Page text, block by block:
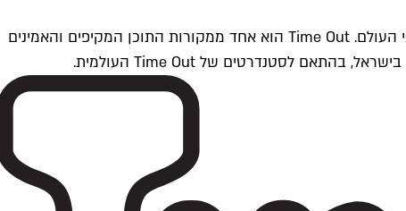
Time Outתל אביב הוא חלק מרשת Time Out Global — רשת מדיה בינלאומית הפועלת ב-360 ערים מרכזיות וב-60 מדינות ברחבי העולם. Time Out הוא אחד ממקורות התוכן המקיפים והאמינים